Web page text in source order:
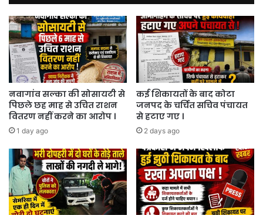
नवागांव सल्का की सोसायटी से
पिछले छह माह से उचित राशन
वितरण नहीं करने का आरोप ।
1 day ago
कई शिकायतों के बाद कोटा
जनपद के चर्चित सचिव पंचायत
से हटाए गए ।
2 days ago